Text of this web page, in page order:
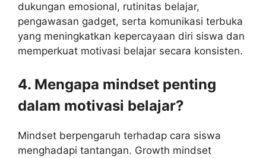
dukungan emosional, rutinitas belajar,
pengawasan gadget, serta komunikasi terbuka
yang meningkatkan kepercayaan diri siswa dan
memperkuat motivasi belajar secara konsisten.
4. Mengapa mindset penting
dalam motivasi belajar?
Mindset berpengaruh terhadap cara siswa
menghadapi tantangan. Growth mindset